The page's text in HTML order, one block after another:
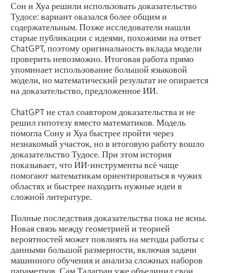
Сон и Хуа решили использовать доказательство
Тудосе: вариант оказался более общим и
содержательным. Позже исследователи нашли
старые публикации с идеями, похожими на ответ
ChatGPT, поэтому оригинальность вклада модели
проверить невозможно. Итоговая работа прямо
упоминает использование большой языковой
модели, но математический результат не опирается
на доказательство, предложенное ИИ.
ChatGPT не стал соавтором доказательства и не
решил гипотезу вместо математиков. Модель
помогла Сону и Хуа быстрее пройти через
незнакомый участок, но в итоговую работу вошло
доказательство Тудосе. При этом история
показывает, что ИИ-инструменты всё чаще
помогают математикам ориентироваться в чужих
областях и быстрее находить нужные идеи в
сложной литературе.
Полные последствия доказательства пока не ясны.
Новая связь между геометрией и теорией
вероятностей может повлиять на методы работы с
данными большой размерности, включая задачи
машинного обучения и анализа сложных наборов